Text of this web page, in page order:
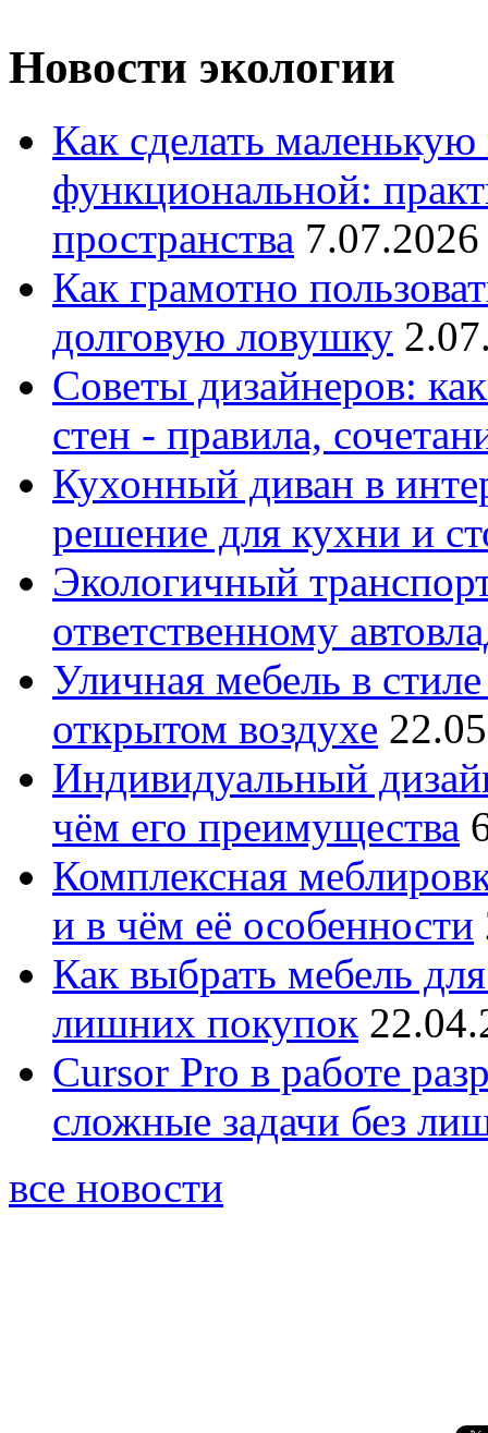
Новости экологии
Как сделать
функциональной:
пространства
Как грамотно
долговую ловушку
Советы дизайнеров:
стен - правила,
Кухонный диван в
решение для кухни и
Экологичный
ответственному
Уличная мебель в
открытом воздухе
Индивидуальный
чём его преимущества
Комплексная
и в чём её особенности
Как выбрать мебель
лишних покупок
Cursor Pro в работе
сложные задачи без
все новости